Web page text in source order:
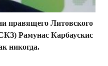
правящего Литовского
Рамунас Карбаускис
никогда.